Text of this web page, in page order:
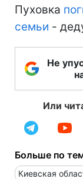
Пуховка
семьи -
Не
Или
Больше по
Киевская